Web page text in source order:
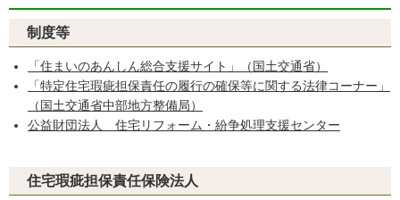
制度等
「住まいのあんしん総合支援サイト」（国土交通省）
「特定住宅瑕疵担保責任の履行の確保等に関する法律コーナー」
（国土交通省中部地方整備局）
公益財団法人 住宅リフォーム・紛争処理支援センター
住宅瑕疵担保責任保険法人